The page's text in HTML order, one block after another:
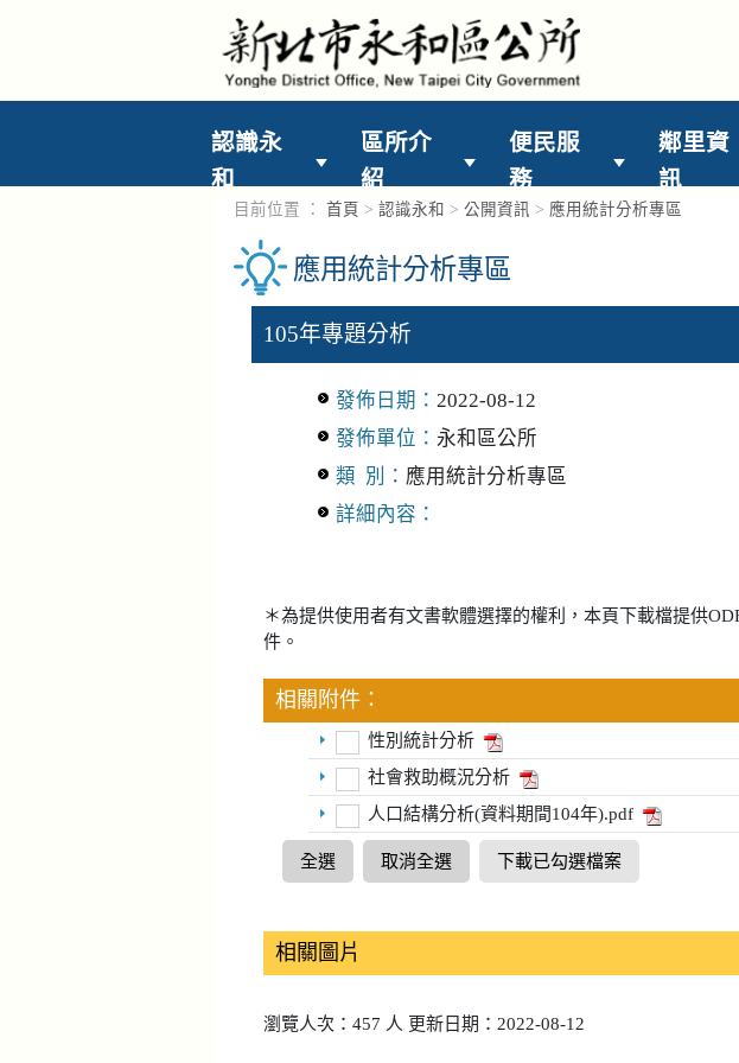
認識永
和
區所介
紹
便民服
務
鄰里資
訊
目前位置 ： 首頁 > 認識永和 > 公開資訊 > 應用統計分析專區
應用統計分析專區
105年專題分析
發佈日期：2022-08-12
發佈單位： 永和區公所
類 別： 應用統計分析專區
詳細內容：
＊為提供使用者有文書軟體選擇的權利，本頁下載檔提供
件。
相關附件：
性別統計分析
社會救助概況分析
人口結構分析(資料期間104年).pdf
全選 取消全選 下載已勾選檔案
相關圖片
瀏覽人次：457 人 更新日期：2022-08-12